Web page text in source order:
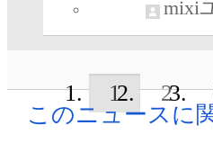
mixi
1 2
このニュースに